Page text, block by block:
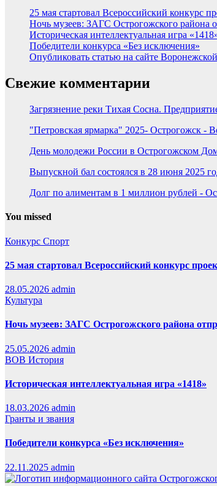
25 мая стартовал Всероссийский конкурс
Ночь музеев: ЗАГС Острогожского района
Историческая интеллектуальная игра
Победители конкурса «Без исключения»
Опубликовать статью на сайте
Свежие комментарии
Загрязнение реки Тихая Сосна.
"Петровская ярмарка" 2025- Острогожск -
День молодежи России в Острогожском
Выпускной бал состоялся в 28 июня 2025
Долг по алиментам в 1 миллион рублей -
You missed
Конкурс Спорт
25 мая стартовал Всероссийский конкурс
28.05.2026 admin
Культура
Ночь музеев: ЗАГС Острогожского района
25.05.2026 admin
ВОВ История
Историческая интеллектуальная игра «1418»
18.03.2026 admin
Гранты и звания
Победители конкурса «Без исключения»
22.11.2025 admin